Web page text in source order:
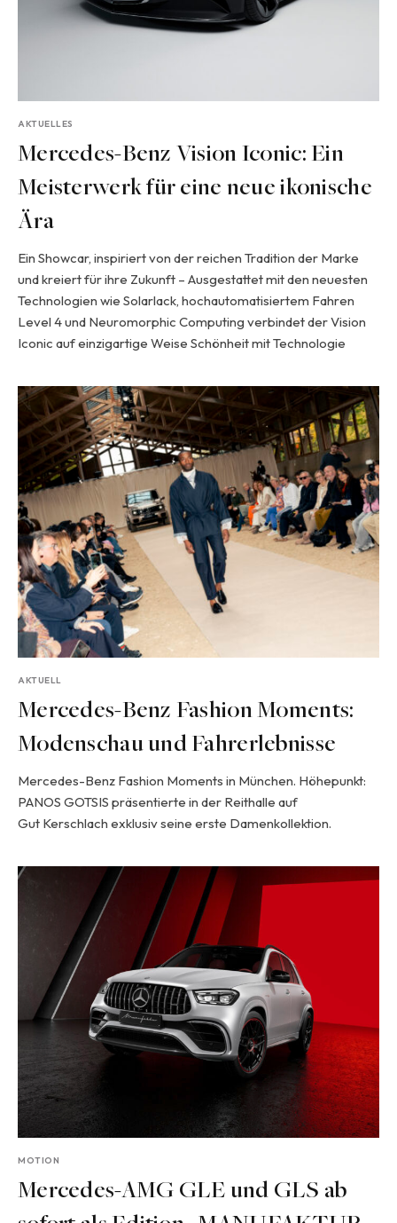
AKTUELLES
Mercedes-Benz Vision Iconic: Ein
Meisterwerk für eine neue ikonische
Ära
Ein Showcar, inspiriert von der reichen Tradition der Marke
und kreiert für ihre Zukunft – Ausgestattet mit den neuesten
Technologien wie Solarlack, hochautomatisiertem Fahren
Level 4 und Neuromorphic Computing verbindet der Vision
Iconic auf einzigartige Weise Schönheit mit Technologie
AKTUELL
Mercedes-Benz Fashion Moments:
Modenschau und Fahrerlebnisse
Mercedes-Benz Fashion Moments in München. Höhepunkt:
PANOS GOTSIS präsentierte in der Reithalle auf
Gut Kerschlach exklusiv seine erste Damenkollektion.
MOTION
Mercedes-AMG GLE und GLS ab